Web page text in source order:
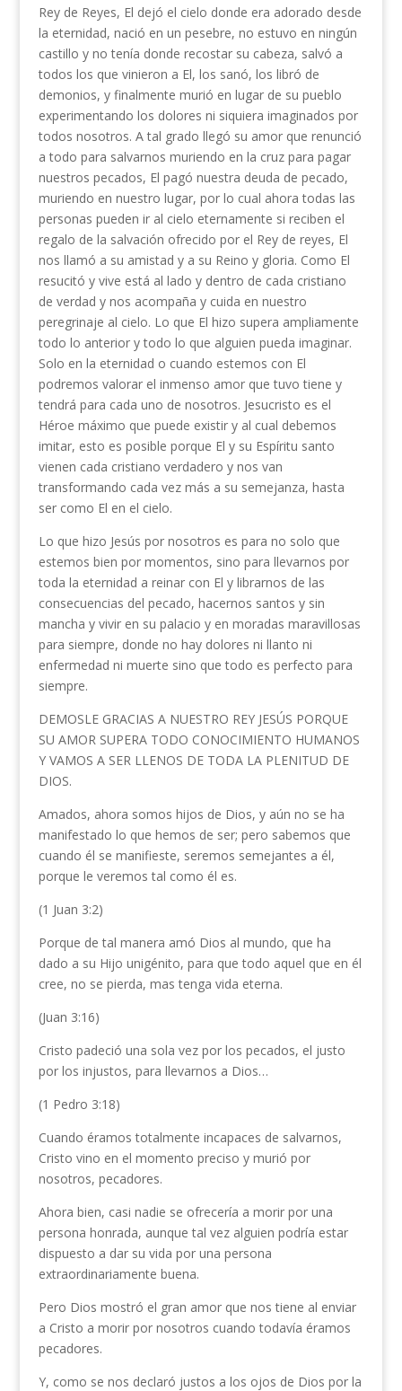
Rey de Reyes, El dejó el cielo donde era adorado desde
la eternidad, nació en un pesebre, no estuvo en ningún
castillo y no tenía donde recostar su cabeza, salvó a
todos los que vinieron a El, los sanó, los libró de
demonios, y finalmente murió en lugar de su pueblo
experimentando los dolores ni siquiera imaginados por
todos nosotros. A tal grado llegó su amor que renunció
a todo para salvarnos muriendo en la cruz para pagar
nuestros pecados, El pagó nuestra deuda de pecado,
muriendo en nuestro lugar, por lo cual ahora todas las
personas pueden ir al cielo eternamente si reciben el
regalo de la salvación ofrecido por el Rey de reyes, El
nos llamó a su amistad y a su Reino y gloria. Como El
resucitó y vive está al lado y dentro de cada cristiano
de verdad y nos acompaña y cuida en nuestro
peregrinaje al cielo. Lo que El hizo supera ampliamente
todo lo anterior y todo lo que alguien pueda imaginar.
Solo en la eternidad o cuando estemos con El
podremos valorar el inmenso amor que tuvo tiene y
tendrá para cada uno de nosotros. Jesucristo es el
Héroe máximo que puede existir y al cual debemos
imitar, esto es posible porque El y su Espíritu santo
vienen cada cristiano verdadero y nos van
transformando cada vez más a su semejanza, hasta
ser como El en el cielo.
Lo que hizo Jesús por nosotros es para no solo que
estemos bien por momentos, sino para llevarnos por
toda la eternidad a reinar con El y librarnos de las
consecuencias del pecado, hacernos santos y sin
mancha y vivir en su palacio y en moradas maravillosas
para siempre, donde no hay dolores ni llanto ni
enfermedad ni muerte sino que todo es perfecto para
siempre.
DEMOSLE GRACIAS A NUESTRO REY JESÚS PORQUE
SU AMOR SUPERA TODO CONOCIMIENTO HUMANOS
Y VAMOS A SER LLENOS DE TODA LA PLENITUD DE
DIOS.
Amados, ahora somos hijos de Dios, y aún no se ha
manifestado lo que hemos de ser; pero sabemos que
cuando él se manifieste, seremos semejantes a él,
porque le veremos tal como él es.
(1 Juan 3:2)
Porque de tal manera amó Dios al mundo, que ha
dado a su Hijo unigénito, para que todo aquel que en él
cree, no se pierda, mas tenga vida eterna.
(Juan 3:16)
Cristo padeció una sola vez por los pecados, el justo
por los injustos, para llevarnos a Dios…
(1 Pedro 3:18)
Cuando éramos totalmente incapaces de salvarnos,
Cristo vino en el momento preciso y murió por
nosotros, pecadores.
Ahora bien, casi nadie se ofrecería a morir por una
persona honrada, aunque tal vez alguien podría estar
dispuesto a dar su vida por una persona
extraordinariamente buena.
Pero Dios mostró el gran amor que nos tiene al enviar
a Cristo a morir por nosotros cuando todavía éramos
pecadores.
Y, como se nos declaró justos a los ojos de Dios por la